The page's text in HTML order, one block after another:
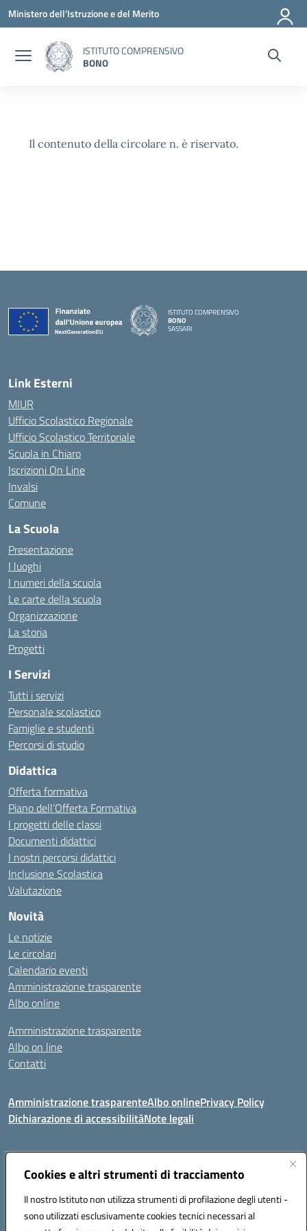
Cookies e altri strumenti di tracciamento
Il nostro Istituto non utilizza strumenti di profilazione degli utenti -
sono utilizzati esclusivamente cookies tecnici necessari al
Vai ai contenuti
Vai al menu di navigazione
Vai al footer
Ministero dell'Istruzione e del Merito
ISTITUTO COMPRENSIVO
BONO
Il contenuto della circolare n. è riservato.
ISTITUTO COMPRENSIVO
BONO
SASSARI
Link Esterni
MIUR
Ufficio Scolastico Regionale
Ufficio Scolastico Territoriale
Scuola in Chiaro
Iscrizioni On Line
Invalsi
Comune
La Scuola
Presentazione
I luoghi
I numeri della scuola
Le carte della scuola
Organizzazione
La storia
Progetti
I Servizi
Tutti i servizi
Personale scolastico
Famiglie e studenti
Percorsi di studio
Didattica
Offerta formativa
Piano dell’Offerta Formativa
I progetti delle classi
Documenti didattici
I nostri percorsi didattici
Inclusione Scolastica
Valutazione
Novità
Le notizie
Le circolari
Calendario eventi
Amministrazione trasparente
Albo online
Amministrazione trasparente
Albo on line
Contatti
Amministrazione trasparenteAlbo onlinePrivacy Policy
Dichiarazione di accessibilitàNote legali
Indirizzo:Via Tirso, 07011 Bono (SS)
Posta elettronica certificata (PEC):ssic820006@pec.istruzione.it
Codice fiscale: 81000530907